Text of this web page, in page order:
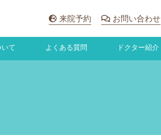
来院予約 お問い合わせ
て よくある質問 ドクター紹介